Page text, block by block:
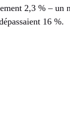
2,3 % – un
16 %.